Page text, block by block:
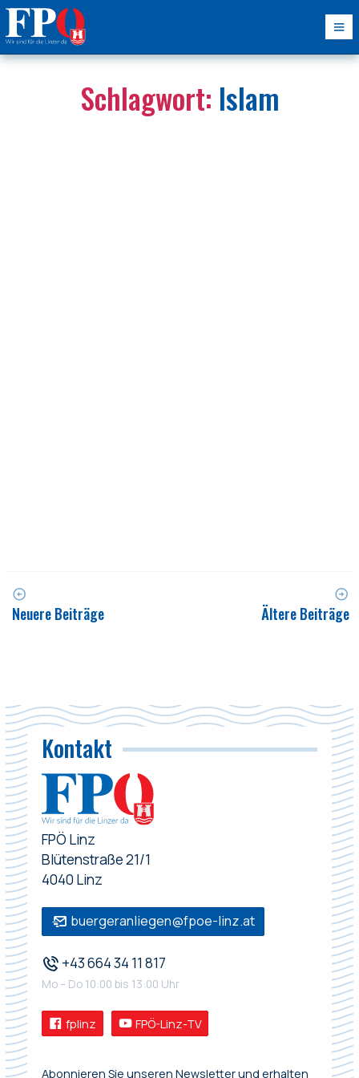
Schlagwort: Islam
Neuere Beiträge Ältere Beiträge
Kontakt
FPÖ Linz
Blütenstraße 21/1
4040 Linz
buergeranliegen@fpoe-linz.at
+43 664 34 11 817
Mo – Do 10:00 bis 13:00 Uhr
fplinz FPÖ-Linz-TV
Abonnieren Sie unseren Newsletter und erhalten